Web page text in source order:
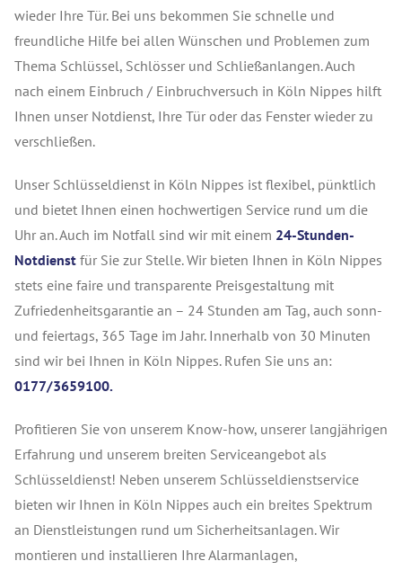
wieder Ihre Tür. Bei uns bekommen Sie schnelle und
freundliche Hilfe bei allen Wünschen und Problemen zum
Thema Schlüssel, Schlösser und Schließanlangen. Auch
nach einem Einbruch / Einbruchversuch in Köln Nippes hilft
Ihnen unser Notdienst, Ihre Tür oder das Fenster wieder zu
verschließen.
Unser Schlüsseldienst in Köln Nippes ist flexibel, pünktlich
und bietet Ihnen einen hochwertigen Service rund um die
Uhr an. Auch im Notfall sind wir mit einem 24-Stunden-
Notdienst für Sie zur Stelle. Wir bieten Ihnen in Köln Nippes
stets eine faire und transparente Preisgestaltung mit
Zufriedenheitsgarantie an – 24 Stunden am Tag, auch sonn-
und feiertags, 365 Tage im Jahr. Innerhalb von 30 Minuten
sind wir bei Ihnen in Köln Nippes. Rufen Sie uns an:
0177/3659100.
Profitieren Sie von unserem Know-how, unserer langjährigen
Erfahrung und unserem breiten Serviceangebot als
Schlüsseldienst! Neben unserem Schlüsseldienstservice
bieten wir Ihnen in Köln Nippes auch ein breites Spektrum
an Dienstleistungen rund um Sicherheitsanlagen. Wir
montieren und installieren Ihre Alarmanlagen,